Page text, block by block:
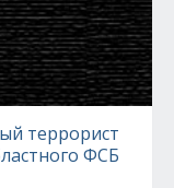
террорист
ФСБ